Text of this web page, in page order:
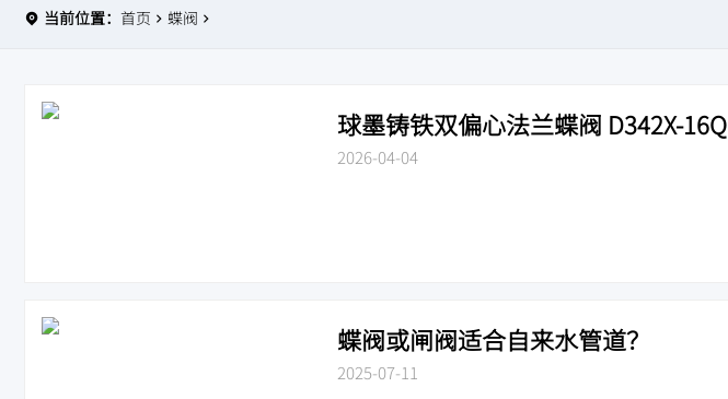
当前位置： 首页 蝶阀
球墨铸铁双偏心法兰蝶阀 D342X-16Q
2026-04-04
蝶阀或闸阀适合自来水管道？
2025-07-11